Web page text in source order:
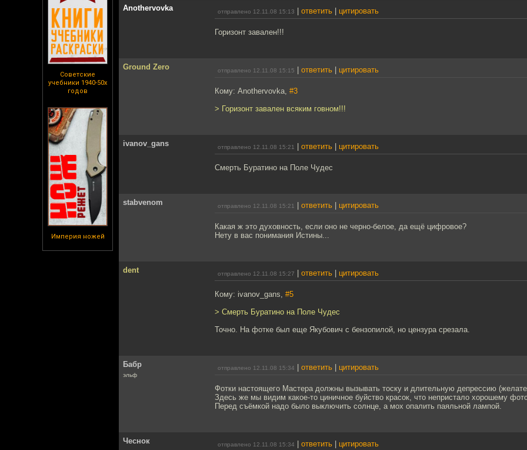
Советские
учебники 1940-50х
годов
Империя ножей
Anothervovka отправлено 12.11.08 15:13 ответить цитировать
Горизонт завален!!!
Ground Zero отправлено 12.11.08 15:15 ответить цитировать
Кому: Anothervovka, #3
> Горизонт завален всяким говном!!!
ivanov_gans отправлено 12.11.08 15:21 ответить цитировать
Смерть Буратино на Поле Чудес
stabvenom отправлено 12.11.08 15:21 ответить цитировать
Какая ж это духовность, если оно не черно-белое, да ещё цифровое?
Нету в вас понимания Истины...
dent отправлено 12.11.08 15:27 ответить цитировать
Кому: ivanov_gans, #5
> Смерть Буратино на Поле Чудес
Точно. На фотке был еще Якубович с бензопилой, но цензура срезала.
Бабр
эльф
отправлено 12.11.08 15:34 ответить цитировать
Фотки настоящего Мастера должны вызывать тоску и длительную депрессию
Здесь же мы видим какое-то циничное буйство красок, что непристало хорошему
Перед съёмкой надо было выключить солнце, а мох опалить паяльной лампой.
Чеснок отправлено 12.11.08 15:34 ответить цитировать